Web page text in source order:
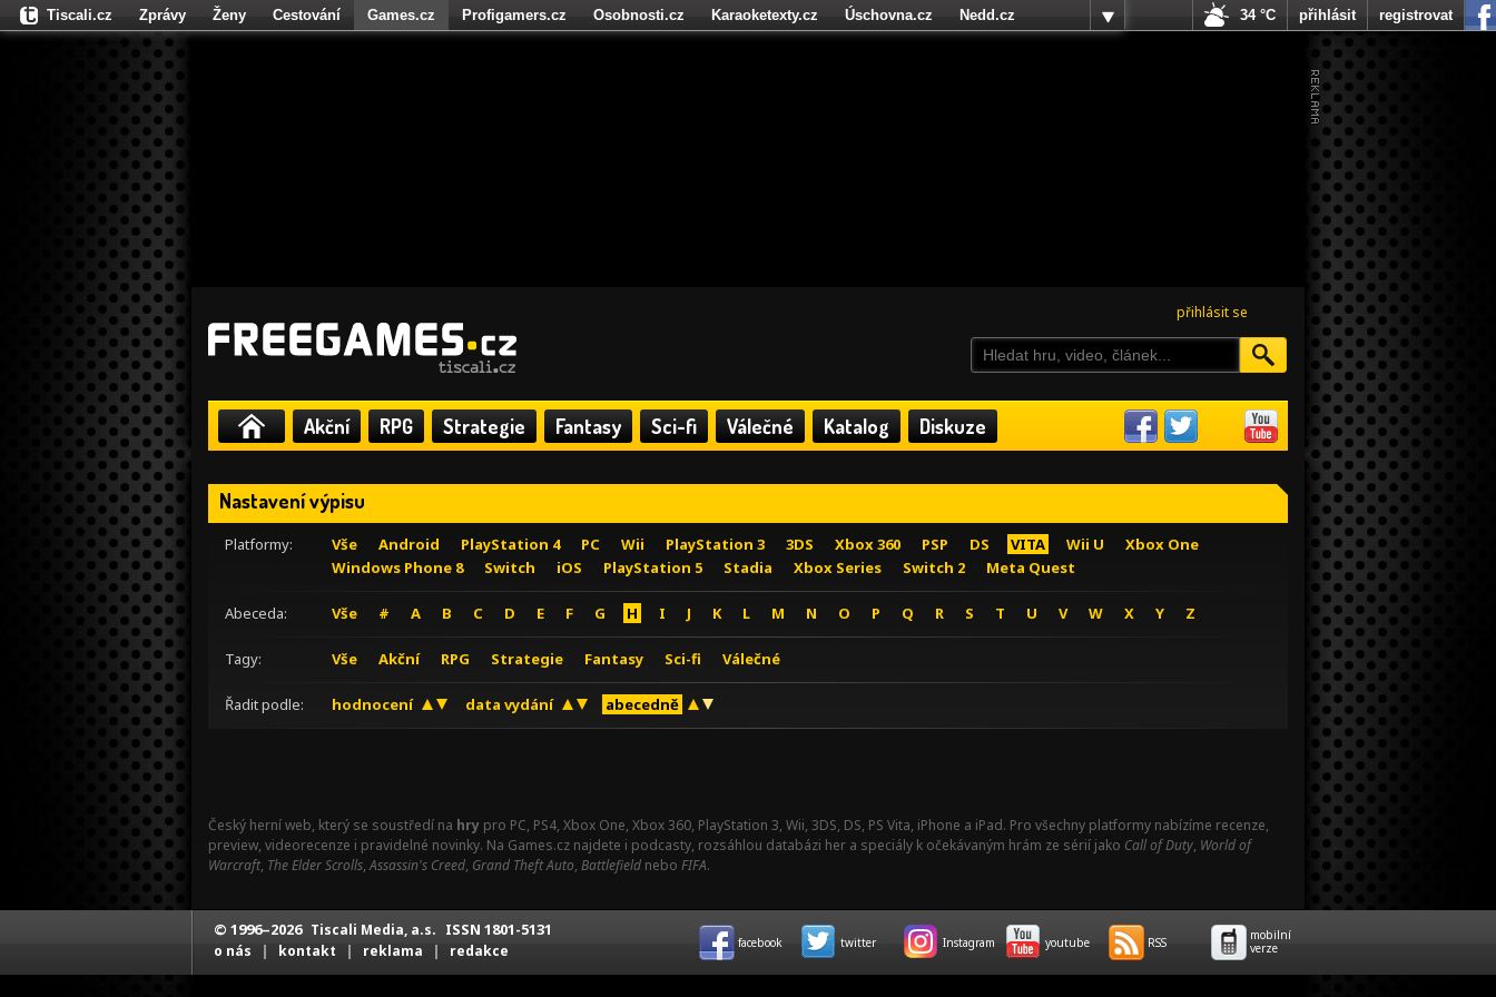
přihlásit se
Akční RPG Strategie Fantasy Sci-fi Válečné Katalog Diskuze
Nastavení výpisu
Platformy: Vše Android PlayStation 4 PC Wii PlayStation 3 3DS Xbox 360 PSP DS VITA Wii U
Xbox One
Windows Phone 8
Switch iOS PlayStation 5 Stadia Xbox Series Switch 2 Meta Quest
Abeceda: Vše # A B C D E F G H I J K L M N O P Q R S T U V W X Y Z
Tagy: Vše Akční RPG Strategie Fantasy Sci-fi Válečné
Řadit podle: hodnocení data vydání abecedně
Český herní web, který se soustředí na hry pro PC, PS4, Xbox One, Xbox 360, PlayStation 3, Wii, 3DS, DS, PS Vita, iPhone a iPad. Pro všechny platformy nabízíme recenze,
preview, videorecenze i pravidelné novinky. Na Games.cz najdete i podcasty, rozsáhlou databázi her a speciály k očekávaným hrám ze sérií jako Call of Duty, World of
Warcraft, The Elder Scrolls,Assassin's Creed, Grand Theft Auto, Battlefield nebo FIFA.
Tiscali.cz Zprávy Ženy Cestování Games.cz Profigamers.cz Osobnosti.cz Karaoketexty.cz Úschovna.cz
Nedd.cz
Fights.cz
34 °C přihlásit registrovat
© 1996–2026 Tiscali Media, a.s. ISSN 1801-5131
o nás | kontakt | reklama | redakce facebook twitter Instagram youtube RSS
mobilní
verze